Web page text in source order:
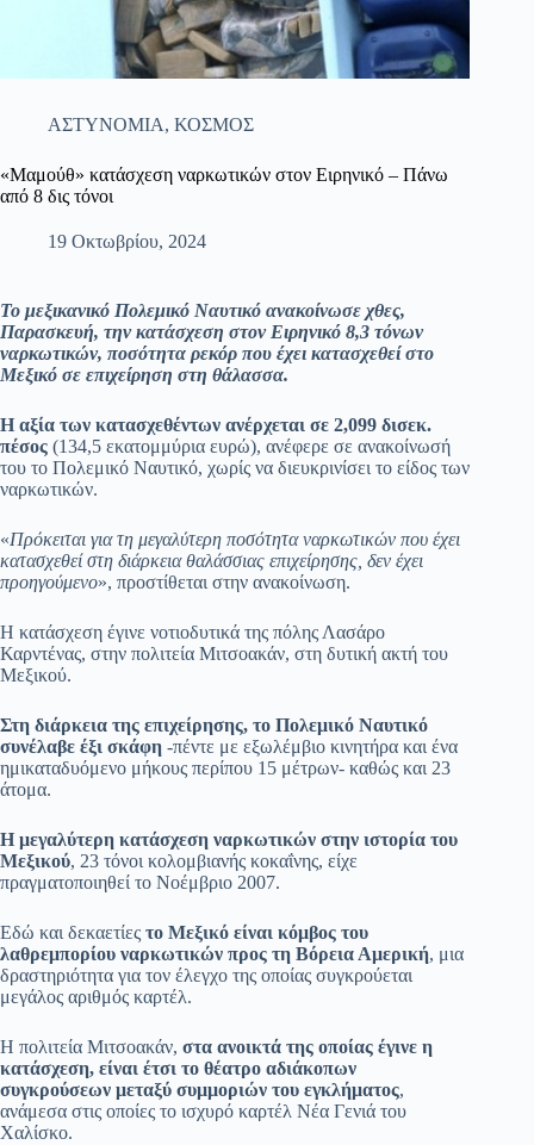
ΑΣΤΥΝΟΜΙΑ, ΚΟΣΜΟΣ
«Μαμούθ» κατάσχεση ναρκωτικών στον Ειρηνικό – Πάνω
από 8 δις τόνοι
19 Οκτωβρίου, 2024
Το μεξικανικό Πολεμικό Ναυτικό ανακοίνωσε χθες,
Παρασκευή, την κατάσχεση στον Ειρηνικό 8,3 τόνων
ναρκωτικών, ποσότητα ρεκόρ που έχει κατασχεθεί στο
Μεξικό σε επιχείρηση στη θάλασσα.
Η αξία των κατασχεθέντων ανέρχεται σε 2,099 δισεκ.
πέσος (134,5 εκατομμύρια ευρώ), ανέφερε σε ανακοίνωσή
του το Πολεμικό Ναυτικό, χωρίς να διευκρινίσει το είδος των
ναρκωτικών.
«Πρόκειται για τη μεγαλύτερη ποσότητα ναρκωτικών που έχει
κατασχεθεί στη διάρκεια θαλάσσιας επιχείρησης, δεν έχει
προηγούμενο», προστίθεται στην ανακοίνωση.
Η κατάσχεση έγινε νοτιοδυτικά της πόλης Λασάρο
Καρντένας, στην πολιτεία Μιτσοακάν, στη δυτική ακτή του
Μεξικού.
Στη διάρκεια της επιχείρησης, το Πολεμικό Ναυτικό
συνέλαβε έξι σκάφη -πέντε με εξωλέμβιο κινητήρα και ένα
ημικαταδυόμενο μήκους περίπου 15 μέτρων- καθώς και 23
άτομα.
Η μεγαλύτερη κατάσχεση ναρκωτικών στην ιστορία του
Μεξικού, 23 τόνοι κολομβιανής κοκαΐνης, είχε
πραγματοποιηθεί το Νοέμβριο 2007.
Εδώ και δεκαετίες το Μεξικό είναι κόμβος του
λαθρεμπορίου ναρκωτικών προς τη Βόρεια Αμερική, μια
δραστηριότητα για τον έλεγχο της οποίας συγκρούεται
μεγάλος αριθμός καρτέλ.
Η πολιτεία Μιτσοακάν, στα ανοικτά της οποίας έγινε η
κατάσχεση, είναι έτσι το θέατρο αδιάκοπων
συγκρούσεων μεταξύ συμμοριών του εγκλήματος,
ανάμεσα στις οποίες το ισχυρό καρτέλ Νέα Γενιά του
Χαλίσκο.